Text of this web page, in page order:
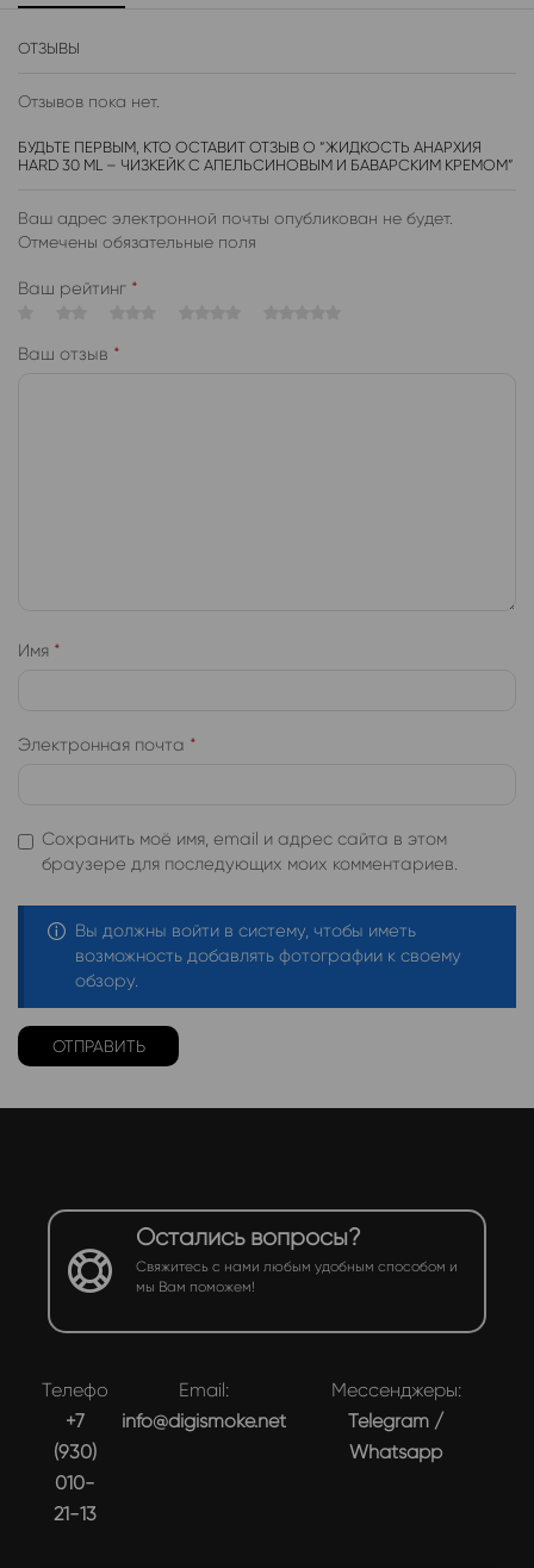
ОТЗЫВЫ
Отзывов пока нет.
БУДЬТЕ ПЕРВЫМ, КТО ОСТАВИТ ОТЗЫВ О “ЖИДКОСТЬ АНАРХИЯ
HARD 30 ML – ЧИЗКЕЙК С АПЕЛЬСИНОВЫМ И БАВАРСКИМ КРЕМОМ”
Ваш адрес электронной почты опубликован не будет.
Отмечены обязательные поля
Ваш рейтинг *
Ваш отзыв *
Имя *
Электронная почта *
Сохранить моё имя, email и адрес сайта в этом
браузере для последующих моих комментариев.
Вы должны войти в систему, чтобы иметь
возможность добавлять фотографии к своему
обзору.
Остались вопросы?
Свяжитесь с нами любым удобным способом и
мы Вам поможем!
Телефон:
+7
(930)
010-
21-13
Email:
info@digismoke.net
Мессенджеры:
Telegram /
Whatsapp